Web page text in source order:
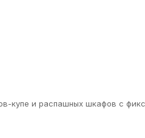
купе и распашных шкафов с